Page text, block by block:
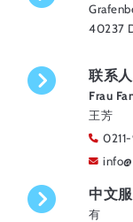
40237
联系人
Frau
王芳
info@
中文
有